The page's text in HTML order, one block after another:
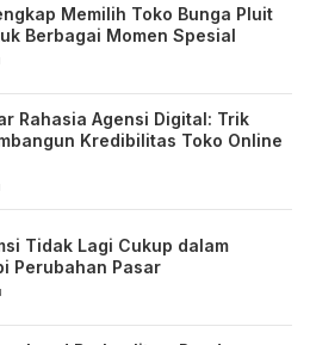
Memilih Toko Bunga Pluit
Berbagai Momen Spesial
Rahasia Agensi Digital: Trik
Kredibilitas Toko Online
Tidak Lagi Cukup dalam
Perubahan Pasar